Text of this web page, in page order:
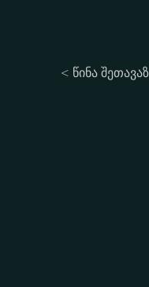
< წინა